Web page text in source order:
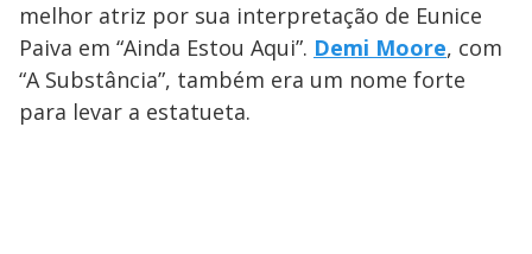
melhor atriz por sua interpretação de Eunice
Paiva em “Ainda Estou Aqui”. Demi Moore, com
“A Substância”, também era um nome forte
para levar a estatueta.